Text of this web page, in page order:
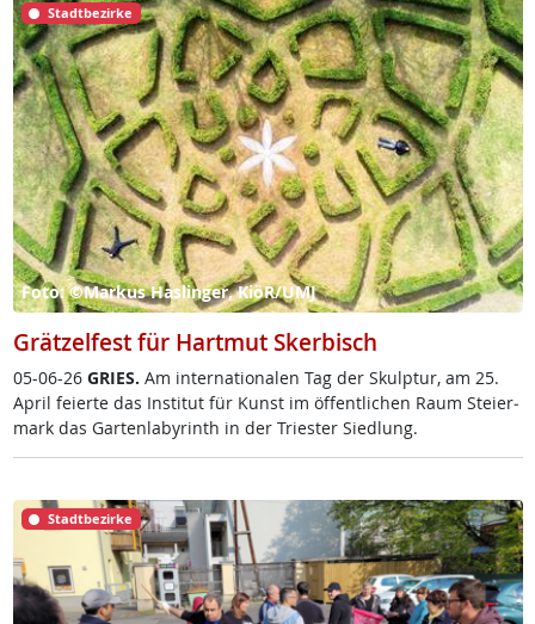
Stadtbezirke
Foto: ©Markus Haslinger, KiöR/UMJ
Grätzelfest für Hartmut Skerbisch
05-06-26 GRIES. Am in­ter­na­tio­na­len Tag der Skulp­tur, am 25.
April fei­er­te das In­sti­tut für Kunst im öf­f­ent­li­chen Raum Stei­er­
mark das Gar­ten­la­byrinth in der Tri­es­ter Sied­lung.
Stadtbezirke